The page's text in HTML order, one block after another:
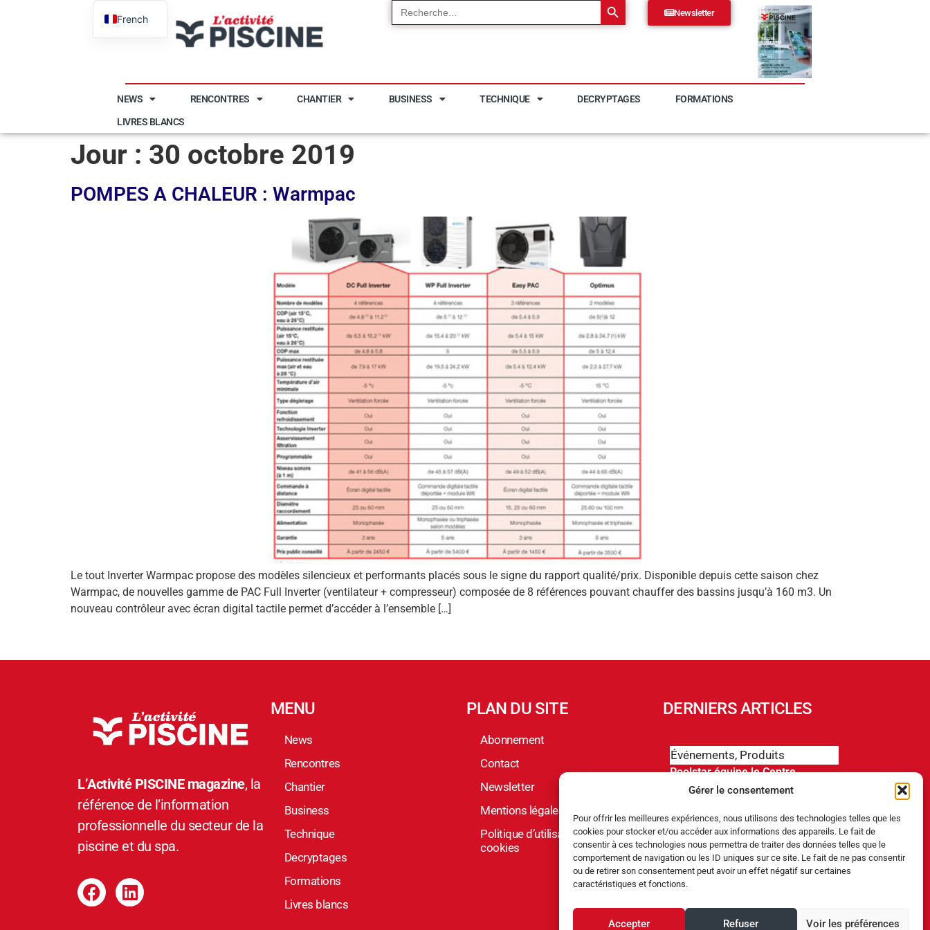
Gérer le consentement
Pour offrir les meilleures expériences, nous utilisons des technologies telles que les
cookies pour stocker et/ou accéder aux informations des appareils. Le fait de
consentir à ces technologies nous permettra de traiter des données telles que le
comportement de navigation ou les ID uniques sur ce site. Le fait de ne pas consentir
ou de retirer son consentement peut avoir un effet négatif sur certaines
caractéristiques et fonctions.
Accepter Refuser Voir les préférences
Search
for:
Newsletter
NEWS RENCONTRES CHANTIER BUSINESS TECHNIQUE DECRYPTAGES FORMATIONS
LIVRES BLANCS
Jour : 30 octobre 2019
POMPES A CHALEUR : Warmpac
Le tout Inverter Warmpac propose des modèles silencieux et performants placés sous le signe du rapport qualité/prix. Disponible depuis cette saison chez
Warmpac, de nouvelles gamme de PAC Full Inverter (ventilateur + compresseur) composée de 8 références pouvant chauffer des bassins jusqu’à 160 m3. Un
nouveau contrôleur avec écran digital tactile permet d’accéder à l’ensemble […]
L’Activité PISCINE magazine, la
référence de l’information
professionnelle du secteur de la
piscine et du spa.
MENU
News
Rencontres
Chantier
Business
Technique
Decryptages
Formations
Livres blancs
PLAN DU SITE
Abonnement
Contact
Newsletter
Mentions légales
Politique d’utilisation des
cookies
DERNIERS ARTICLES
Événements, Produits
Poolstar équipe le Centre
Aquatique Olympique avec ses
pompes à chaleur Poolex
Produits
ABRIBLUE lance SELFEEX, une
fixation automatique pour
simplifier l’utilisation des volets
French